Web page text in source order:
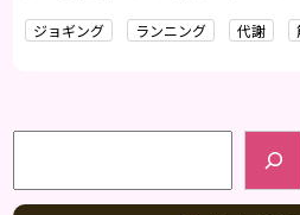
ョギングの驚くべき効果をご紹介し
ジョギング ランニング 代謝
検索